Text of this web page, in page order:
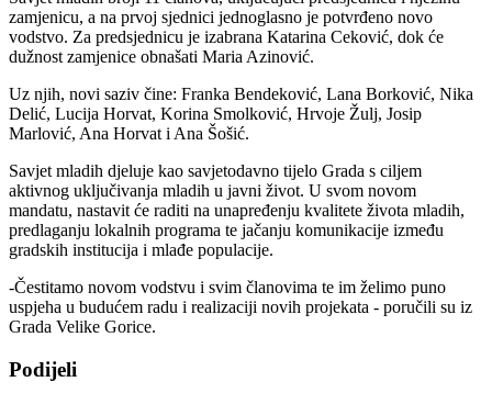
zamjenicu, a na prvoj sjednici jednoglasno je potvrđeno novo
vodstvo. Za predsjednicu je izabrana Katarina Ceković, dok će
dužnost zamjenice obnašati Maria Azinović.
Uz njih, novi saziv čine: Franka Bendeković, Lana Borković, Nika
Delić, Lucija Horvat, Korina Smolković, Hrvoje Žulj, Josip
Marlović, Ana Horvat i Ana Šošić.
Savjet mladih djeluje kao savjetodavno tijelo Grada s ciljem
aktivnog uključivanja mladih u javni život. U svom novom
mandatu, nastavit će raditi na unapređenju kvalitete života mladih,
predlaganju lokalnih programa te jačanju komunikacije između
gradskih institucija i mlađe populacije.
-Čestitamo novom vodstvu i svim članovima te im želimo puno
uspjeha u budućem radu i realizaciji novih projekata - poručili su iz
Grada Velike Gorice.
Podijeli